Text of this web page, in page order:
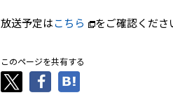
放送予定はこちら をご確認くださ
このページを共有する